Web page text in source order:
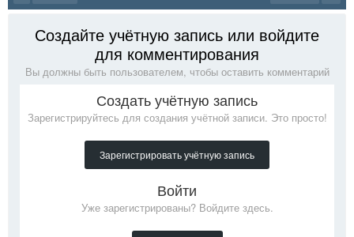
Создайте учётную запись или войдите
для комментирования
Вы должны быть пользователем, чтобы оставить комментарий
Создать учётную запись
Зарегистрируйтесь для создания учётной записи. Это просто!
Зарегистрировать учётную запись
Войти
Уже зарегистрированы? Войдите здесь.